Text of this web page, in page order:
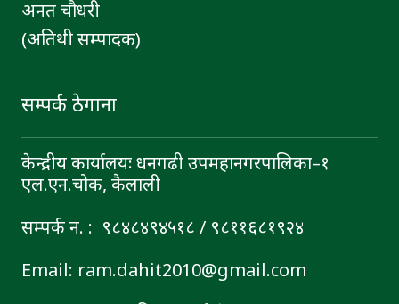
अनत चौधरी
(अतिथी सम्पादक)
सम्पर्क ठेगाना
केन्द्रीय कार्यालयः धनगढी उपमहानगरपालिका–१
एल.एन.चोक, कैलाली
सम्पर्क न. : ९८४८४९४५१८ / ९८११६८१९२४
Email: ram.dahit2010@gmail.com